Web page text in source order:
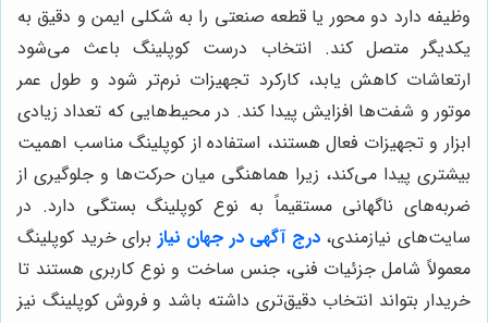
وظیفه دارد دو محور یا قطعه صنعتی را به شکلی ایمن و دقیق به
یکدیگر متصل کند. انتخاب درست کوپلینگ باعث می‌شود
ارتعاشات کاهش یابد، کارکرد تجهیزات نرم‌تر شود و طول عمر
موتور و شفت‌ها افزایش پیدا کند. در محیط‌هایی که تعداد زیادی
ابزار و تجهیزات فعال هستند، استفاده از کوپلینگ مناسب اهمیت
بیشتری پیدا می‌کند، زیرا هماهنگی میان حرکت‌ها و جلوگیری از
ضربه‌های ناگهانی مستقیماً به نوع کوپلینگ بستگی دارد. در
سایت‌های نیازمندی،درج آگهی در جهان نیاز برای خرید کوپلینگ
معمولاً شامل جزئیات فنی، جنس ساخت و نوع کاربری هستند تا
خریدار بتواند انتخاب دقیق‌تری داشته باشد و فروش کوپلینگ نیز